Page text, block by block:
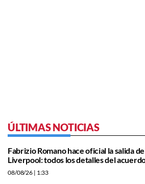
ÚLTIMAS NOTICIAS
Fabrizio Romano hace oficial la salida
Liverpool: todos los detalles del
08/08/26 | 1:33